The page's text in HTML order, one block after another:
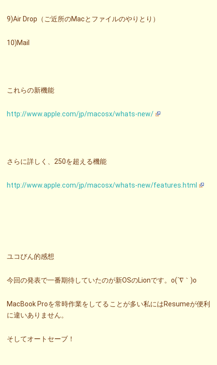
9)Air Drop（ご近所のMacとファイルのやりとり）
10)Mail
これらの新機能
http://www.apple.com/jp/macosx/whats-new/
さらに詳しく、250を超える機能
http://www.apple.com/jp/macosx/whats-new/features.html
ユコびん的感想
今回の発表で一番期待していたのが新OSのLionです。o(´∇｀)o
MacBook Proを常時作業をしてることが多い私にはResumeが便利
に違いありません。
そしてオートセーブ！